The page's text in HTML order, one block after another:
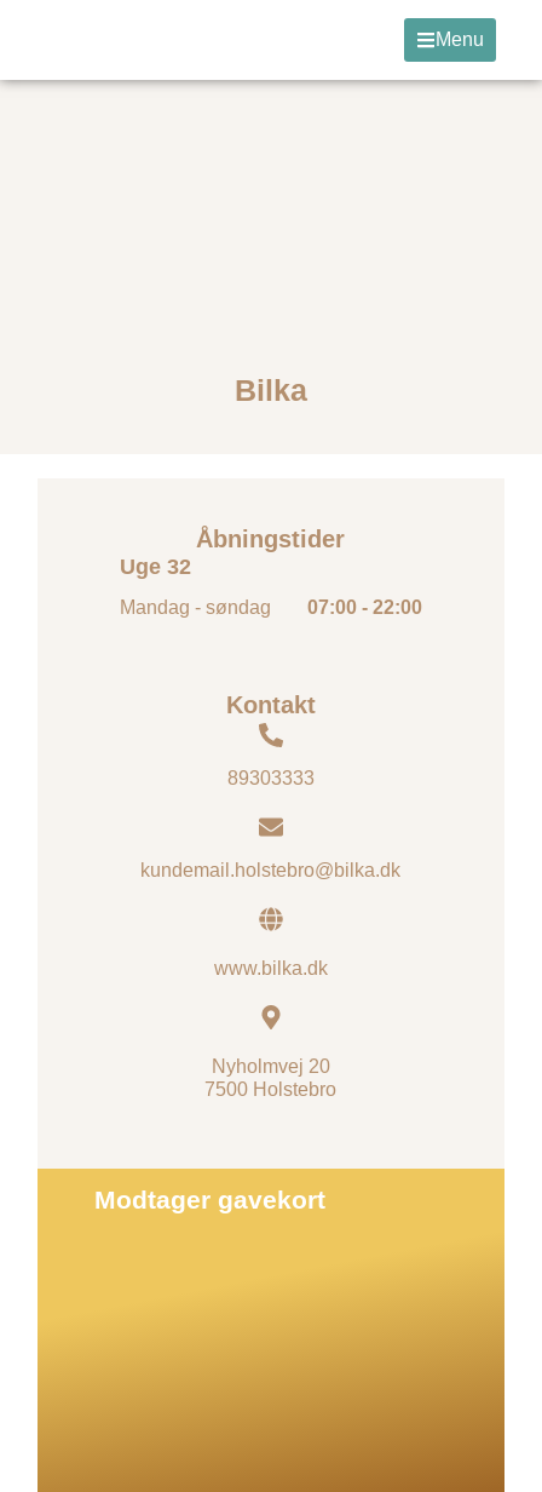
Menu
Bilka
Åbningstider
Uge 32
Mandag - søndag 07:00 - 22:00
Kontakt
89303333
kundemail.holstebro@bilka.dk
www.bilka.dk
Nyholmvej 20
7500 Holstebro
Modtager gavekort